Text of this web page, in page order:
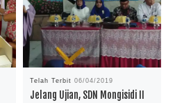
Telah Terbit06/04/2019
Jelang Ujian, SDN Mongisidi II